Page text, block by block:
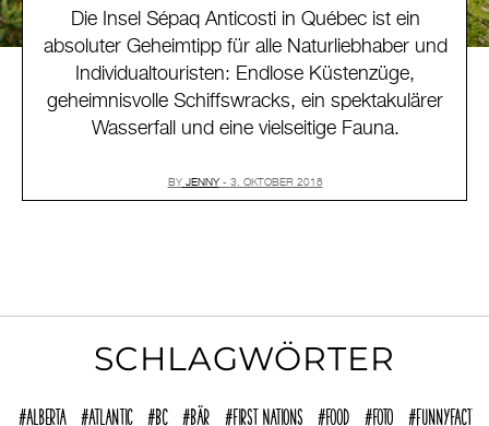
Die Insel Sépaq Anticosti in Québec ist ein
absoluter Geheimtipp für alle Naturliebhaber und
Individualtouristen: Endlose Küstenzüge,
geheimnisvolle Schiffswracks, ein spektakulärer
Wasserfall und eine vielseitige Fauna.
BY JENNY 3. OKTOBER 2018
SCHLAGWÖRTER
Alberta Atlantic BC Bär First Nations Food Foto
funnyFACT